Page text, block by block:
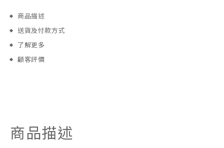
商品描述
送貨及付款方式
了解更多
顧客評價
商品描述